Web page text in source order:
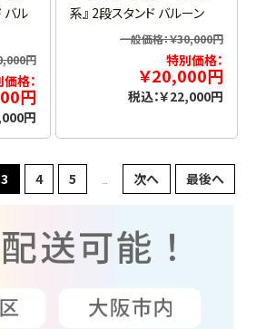
バル
円
格：
円
円
系』 2段スタンド バルーン
一般価格：￥30,000円
特別価格：
￥20,000円
税込：￥22,000円
3 4 5 ... 次へ 最後へ